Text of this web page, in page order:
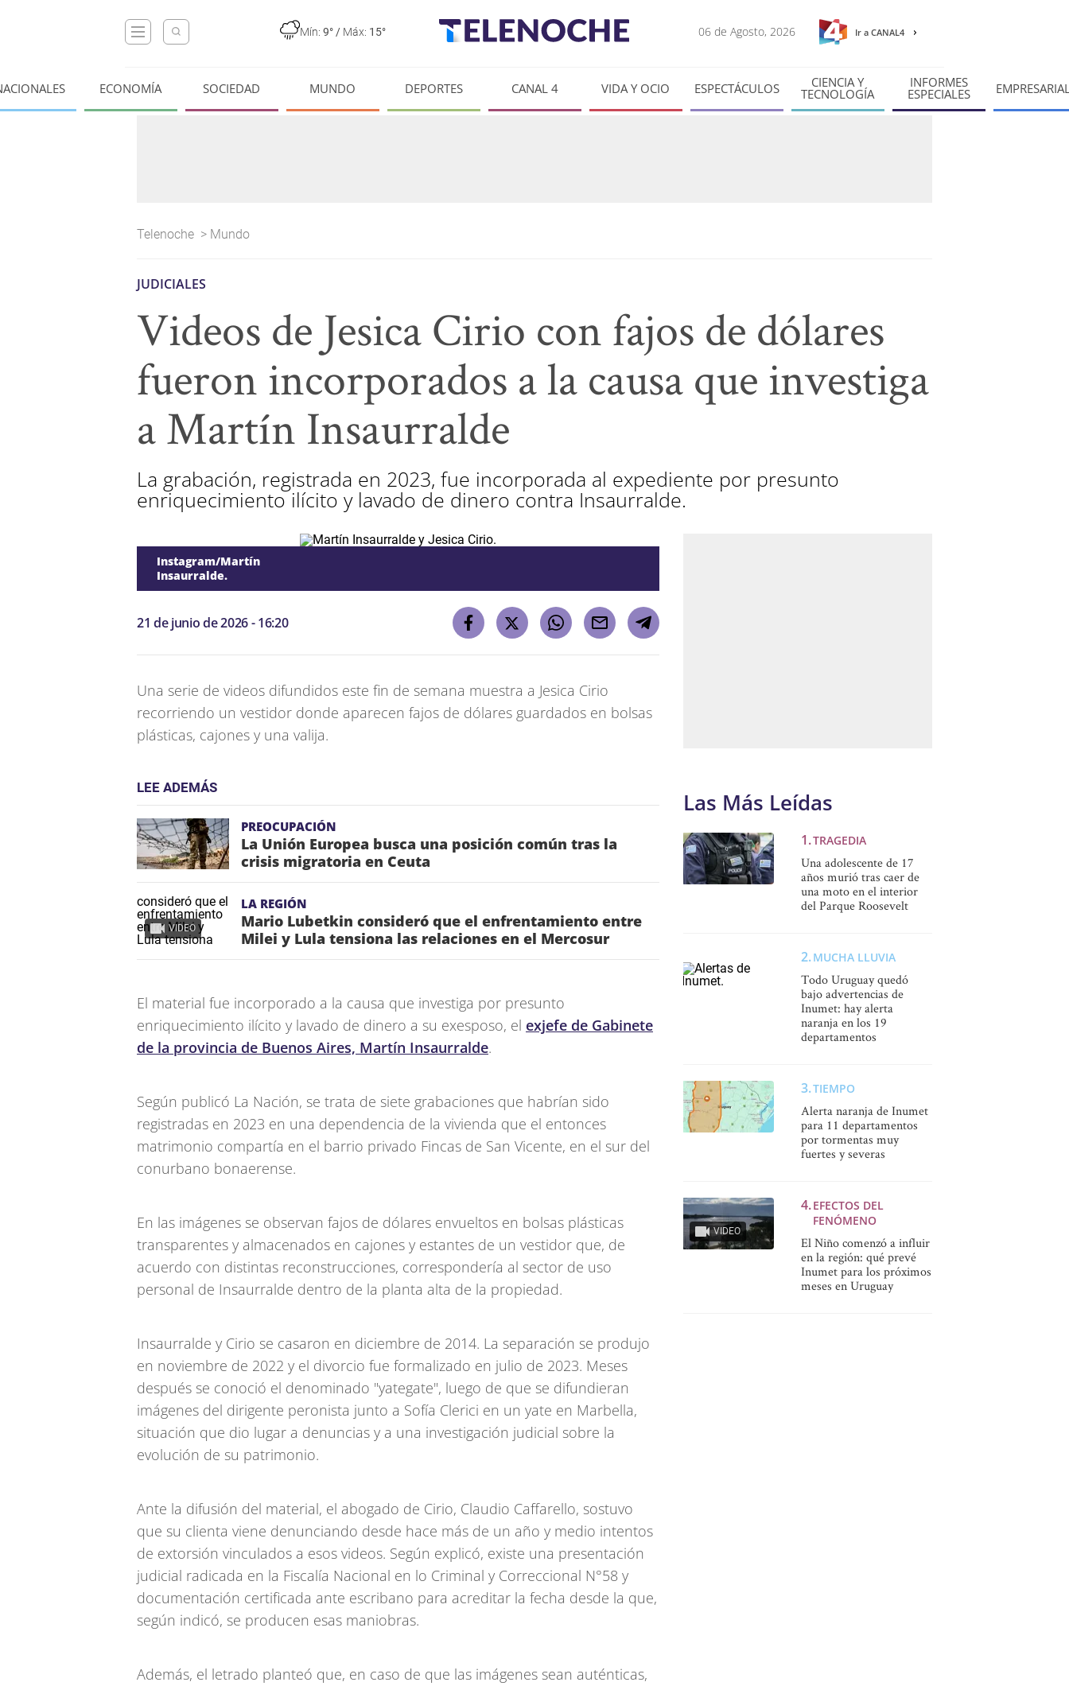
Mín: 9° / Máx: 15° 06 de Agosto, 2026 Ir a CANAL4
ECONOMÍA SOCIEDAD MUNDO DEPORTES CANAL 4 VIDA Y OCIO ESPECTÁCULOS CIENCIA Y
TECNOLOGÍA
INFORMES
ESPECIALES
Telenoche > Mundo
JUDICIALES
Videos de Jesica Cirio con fajos de dólares
fueron incorporados a la causa que investiga
a Martín Insaurralde
La grabación, registrada en 2023, fue incorporada al expediente por presunto
enriquecimiento ilícito y lavado de dinero contra Insaurralde.
Instagram/Martín
Insaurralde.
21 de junio de 2026 - 16:20
Una serie de videos difundidos este fin de semana muestra a Jesica Cirio
recorriendo un vestidor donde aparecen fajos de dólares guardados en bolsas
plásticas, cajones y una valija.
LEE ADEMÁS
PREOCUPACIÓN
La Unión Europea busca una posición común tras la
crisis migratoria en Ceuta
VIDEO
LA REGIÓN
Mario Lubetkin consideró que el enfrentamiento entre
Milei y Lula tensiona las relaciones en el Mercosur
El material fue incorporado a la causa que investiga por presunto
enriquecimiento ilícito y lavado de dinero a su exesposo, el exjefe de Gabinete
de la provincia de Buenos Aires, Martín Insaurralde.
Según publicó La Nación, se trata de siete grabaciones que habrían sido
registradas en 2023 en una dependencia de la vivienda que el entonces
matrimonio compartía en el barrio privado Fincas de San Vicente, en el sur del
conurbano bonaerense.
En las imágenes se observan fajos de dólares envueltos en bolsas plásticas
transparentes y almacenados en cajones y estantes de un vestidor que, de
acuerdo con distintas reconstrucciones, correspondería al sector de uso
personal de Insaurralde dentro de la planta alta de la propiedad.
Insaurralde y Cirio se casaron en diciembre de 2014. La separación se produjo
en noviembre de 2022 y el divorcio fue formalizado en julio de 2023. Meses
después se conoció el denominado "yategate", luego de que se difundieran
imágenes del dirigente peronista junto a Sofía Clerici en un yate en Marbella,
situación que dio lugar a denuncias y a una investigación judicial sobre la
evolución de su patrimonio.
Ante la difusión del material, el abogado de Cirio, Claudio Caffarello, sostuvo
que su clienta viene denunciando desde hace más de un año y medio intentos
de extorsión vinculados a esos videos. Según explicó, existe una presentación
judicial radicada en la Fiscalía Nacional en lo Criminal y Correccional N°58 y
documentación certificada ante escribano para acreditar la fecha desde la que,
según indicó, se producen esas maniobras.
Además, el letrado planteó que, en caso de que las imágenes sean auténticas,
Las Más Leídas
TRAGEDIA
Una adolescente de 17
años murió tras caer de
una moto en el interior
del Parque Roosevelt
MUCHA LLUVIA
Todo Uruguay quedó
bajo advertencias de
Inumet: hay alerta
naranja en los 19
departamentos
TIEMPO
Alerta naranja de Inumet
para 11 departamentos
por tormentas muy
fuertes y severas
VIDEO
EFECTOS DEL
FENÓMENO
El Niño comenzó a influir
en la región: qué prevé
Inumet para los próximos
meses en Uruguay